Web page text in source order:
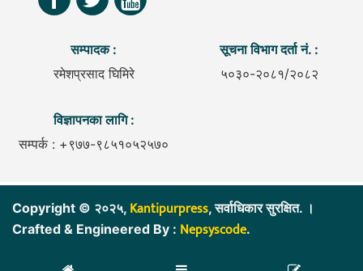
सम्पादक :
रमेशप्रसाद घिमिरे
सूचना विभाग दर्ता नं. :
५०३०-२०८१/२०८२
विज्ञापनका लागि :
सम्पर्क : +९७७-९८५१०५२५७०
Copyright © २०२५, Kantipurpress, सर्वाधिकार सुरक्षित. ।
Crafted & Engineered By : Nepsyscode.